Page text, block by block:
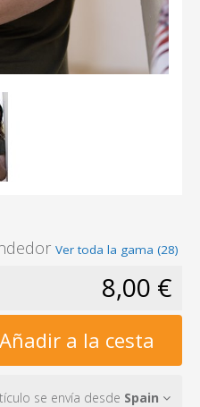
Ver toda la gama (28)
8,00 €
Añadir a la cesta
se envía desde Spain